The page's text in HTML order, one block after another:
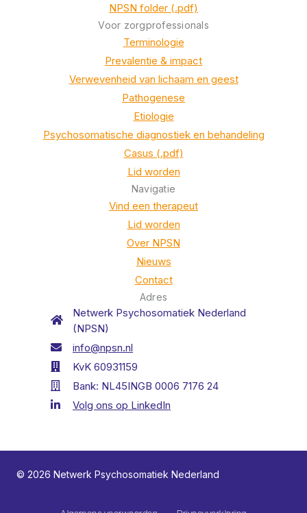
NPSN folder (.pdf)
Voor zorgprofessionals
Terminologie
Prevalentie & impact
Verwevenheid van lichaam en geest
Pathogenese
Etiologie
Psychosomatische diagnostiek en behandeling
Casus (.pdf)
Lid worden
Navigatie
Vind een therapeut
Lid worden
Over NPSN
Nieuws
Contact
Adres
Netwerk Psychosomatiek Nederland
(NPSN)
info@npsn.nl
KvK 60931159
Bank: NL45INGB 0006 7176 24
Volg ons op LinkedIn
© 2026 Netwerk Psychosomatiek Nederland